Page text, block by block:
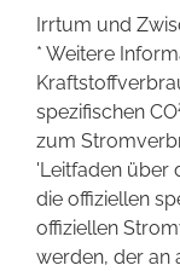
Irrtum und
* Weitere
spezifischen CO
zum
'Leitfaden über
die offiziellen
offiziellen
werden, der an